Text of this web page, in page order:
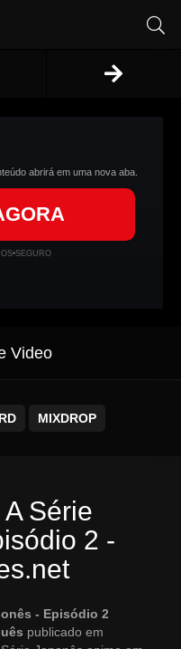
abrirá em uma nova aba.
•SEGURO
Video
MIXDROP
Série
2 -
- Episódio 2
publicado em